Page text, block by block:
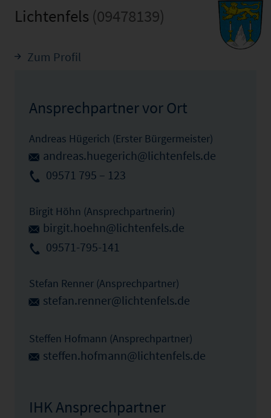
Lichtenfels (09478139)
Zum Profil
Ansprechpartner vor Ort
Andreas Hügerich (Erster Bürgermeister)
andreas.huegerich@lichtenfels.de
09571 795 – 123
Birgit Höhn (Ansprechpartnerin)
birgit.hoehn@lichtenfels.de
09571-795-141
Stefan Renner (Ansprechpartner)
stefan.renner@lichtenfels.de
Steffen Hofmann (Ansprechpartner)
steffen.hofmann@lichtenfels.de
IHK Ansprechpartner